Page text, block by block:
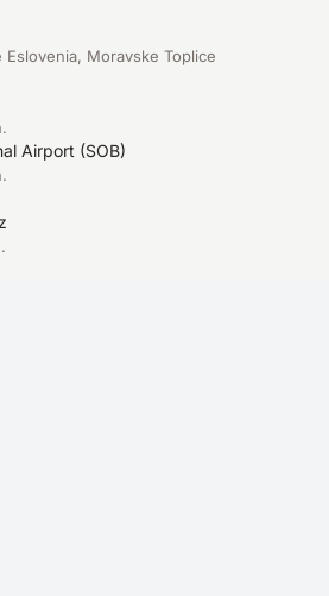
Moravske Toplice
Airport (SOB)